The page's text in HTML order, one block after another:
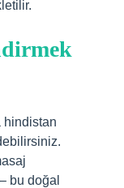
hindistan
bu doğal